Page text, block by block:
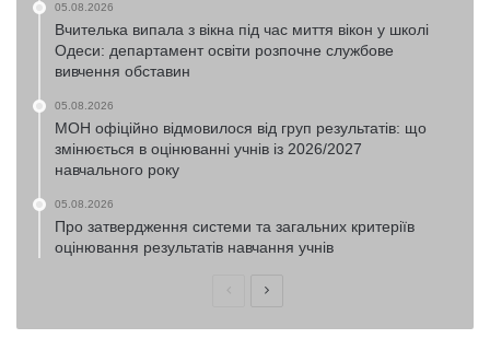
05.08.2026
Вчителька випала з вікна під час миття вікон у школі
Одеси: департамент освіти розпочне службове
вивчення обставин
05.08.2026
МОН офіційно відмовилося від груп результатів: що
змінюється в оцінюванні учнів із 2026/2027
навчального року
05.08.2026
Про затвердження системи та загальних критеріїв
оцінювання результатів навчання учнів
ПопередняНаступна